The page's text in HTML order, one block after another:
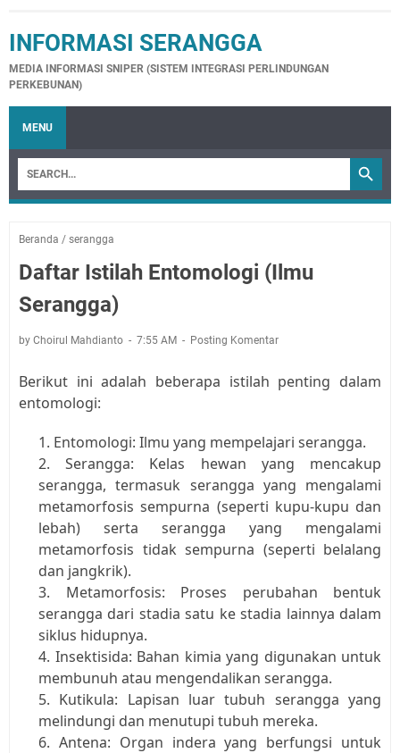
INFORMASI SERANGGA
MEDIA INFORMASI SNIPER (SISTEM INTEGRASI PERLINDUNGAN
PERKEBUNAN)
MENU
Beranda / serangga
Daftar Istilah Entomologi (Ilmu
Serangga)
by Choirul Mahdianto 7:55 AM Posting Komentar
Berikut ini adalah beberapa istilah penting dalam
entomologi:
Entomologi: Ilmu yang mempelajari serangga.
Serangga: Kelas hewan yang mencakup
serangga, termasuk serangga yang mengalami
metamorfosis sempurna (seperti kupu-kupu dan
lebah) serta serangga yang mengalami
metamorfosis tidak sempurna (seperti belalang
dan jangkrik).
Metamorfosis: Proses perubahan bentuk
serangga dari stadia satu ke stadia lainnya dalam
siklus hidupnya.
Insektisida: Bahan kimia yang digunakan untuk
membunuh atau mengendalikan serangga.
Kutikula: Lapisan luar tubuh serangga yang
melindungi dan menutupi tubuh mereka.
Antena: Organ indera yang berfungsi untuk